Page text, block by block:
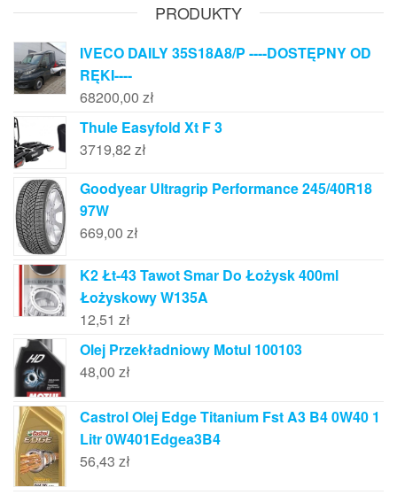
PRODUKTY
IVECO DAILY 35S18A8/P ----DOSTĘPNY OD
RĘKI----
68200,00 zł
Thule Easyfold Xt F 3
3719,82 zł
Goodyear Ultragrip Performance 245/40R18
97W
669,00 zł
K2 Łt-43 Tawot Smar Do Łożysk 400ml
Łożyskowy W135A
12,51 zł
Olej Przekładniowy Motul 100103
48,00 zł
Castrol Olej Edge Titanium Fst A3 B4 0W40 1
Litr 0W401Edgea3B4
56,43 zł